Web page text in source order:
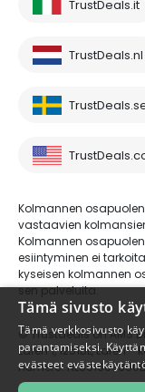
TrustDeals.it
TrustDeals.nl
Kolmannen
vastaavien
Kolmannen
esiintyminen ei
kyseisen kolmannen
sen palveluita.
© Trustdeals on AMS
Laren 1, 1251BL,
numero:
Tämä sivusto
Tämä verkkosivusto
parantamiseksi.
evästeet